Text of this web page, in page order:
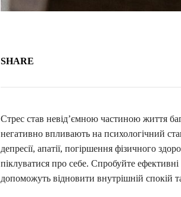
SHARE
Стрес став невід’ємною частиною життя
негативно впливають на психологічний
депресії, апатії, погіршення фізичного
піклуватися про себе. Спробуйте
допоможуть відновити внутрішній спокій